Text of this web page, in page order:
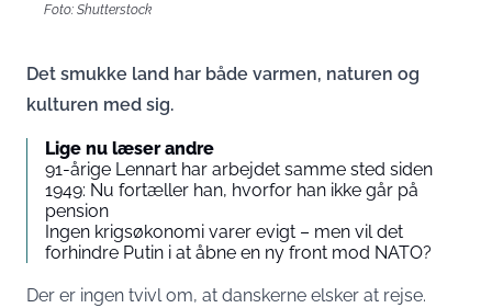
Foto: Shutterstock
Det smukke land har både varmen, naturen og
kulturen med sig.
Lige nu læser andre
91-årige Lennart har arbejdet samme sted siden
1949: Nu fortæller han, hvorfor han ikke går på
pension
Ingen krigsøkonomi varer evigt – men vil det
forhindre Putin i at åbne en ny front mod NATO?
Der er ingen tvivl om, at danskerne elsker at rejse.